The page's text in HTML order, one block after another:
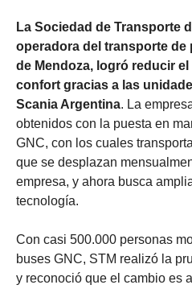
La Sociedad de Transporte
operadora del transporte de
de Mendoza, logró reducir
confort gracias a las
Scania Argentina. La
obtenidos con la puesta en
GNC, con los cuales
que se desplazan
empresa, y ahora busca
tecnología.
Con casi 500.000 personas
buses GNC, STM realizó la
y reconoció que el cambio es